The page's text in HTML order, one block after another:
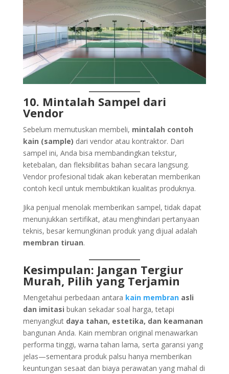
10. Mintalah Sampel dari
Vendor
Sebelum memutuskan membeli, mintalah contoh
kain (sample) dari vendor atau kontraktor. Dari
sampel ini, Anda bisa membandingkan tekstur,
ketebalan, dan fleksibilitas bahan secara langsung.
Vendor profesional tidak akan keberatan memberikan
contoh kecil untuk membuktikan kualitas produknya.
Jika penjual menolak memberikan sampel, tidak dapat
menunjukkan sertifikat, atau menghindari pertanyaan
teknis, besar kemungkinan produk yang dijual adalah
membran tiruan.
Kesimpulan: Jangan Tergiur
Murah, Pilih yang Terjamin
Mengetahui perbedaan antara kain membranasli
dan imitasi bukan sekadar soal harga, tetapi
menyangkut daya tahan, estetika, dan keamanan
bangunan Anda. Kain membran original menawarkan
performa tinggi, warna tahan lama, serta garansi yang
jelas—sementara produk palsu hanya memberikan
keuntungan sesaat dan biaya perawatan yang mahal di